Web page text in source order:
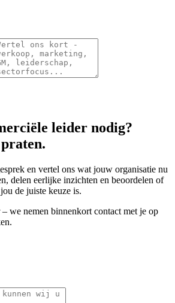
leider nodig?
en vertel ons wat jouw organisatie nu
delen eerlijke inzichten en beoordelen of
de juiste keuze is.
– we nemen binnenkort contact met je op